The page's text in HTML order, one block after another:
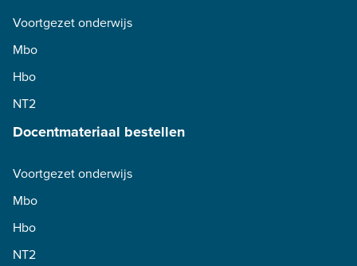
Voortgezet onderwijs
Mbo
Hbo
NT2
Docentmateriaal bestellen
Voortgezet onderwijs
Mbo
Hbo
NT2